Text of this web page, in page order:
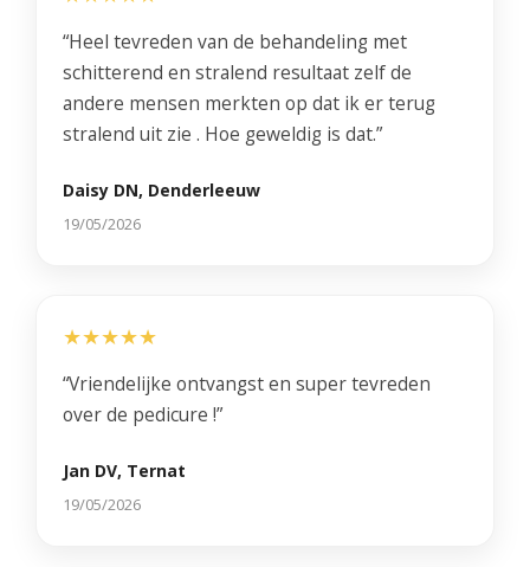
“Heel tevreden van de behandeling met
schitterend en stralend resultaat zelf de
andere mensen merkten op dat ik er terug
stralend uit zie . Hoe geweldig is dat.”
Daisy DN, Denderleeuw
19/05/2026
★★★★★
“Vriendelijke ontvangst en super tevreden
over de pedicure !”
Jan DV, Ternat
19/05/2026